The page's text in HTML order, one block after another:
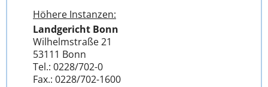
Höhere Instanzen:
Landgericht Bonn
Wilhelmstraße 21
53111 Bonn
Tel.: 0228/702-0
Fax.: 0228/702-1600